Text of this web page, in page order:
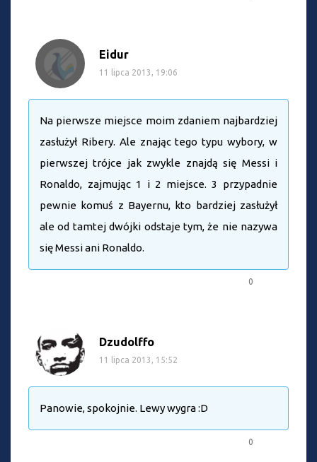
Eidur
11 lipca 2013, 19:06
Na pierwsze miejsce moim zdaniem najbardziej
zasłużył Ribery. Ale znając tego typu wybory, w
pierwszej trójce jak zwykle znajdą się Messi i
Ronaldo, zajmując 1 i 2 miejsce. 3 przypadnie
pewnie komuś z Bayernu, kto bardziej zasłużył
ale od tamtej dwójki odstaje tym, że nie nazywa
się Messi ani Ronaldo.
0
Dzudolffo
11 lipca 2013, 15:52
Panowie, spokojnie. Lewy wygra :D
0